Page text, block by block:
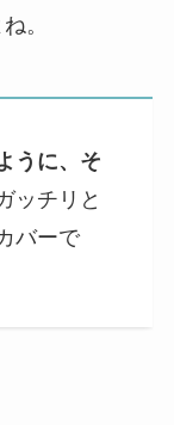
。
うに、そ
ッチリと
バーで